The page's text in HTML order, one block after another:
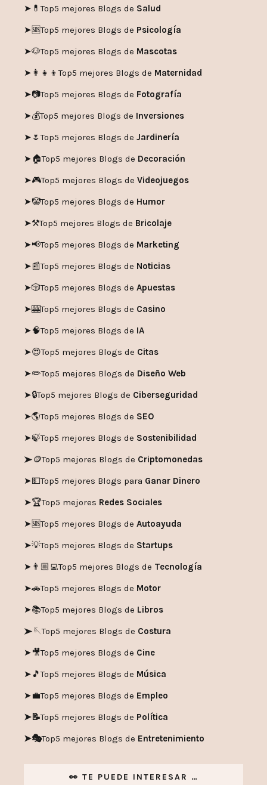
➤💊Top5 mejores Blogs de Salud
➤🆘Top5 mejores Blogs de Psicología
➤🐶Top5 mejores Blogs de Mascotas
➤👩‍👧‍👦Top5 mejores Blogs de Maternidad
➤📷Top5 mejores Blogs de Fotografía
➤💰Top5 mejores Blogs de Inversiones
➤🌷Top5 mejores Blogs de Jardinería
➤🏠Top5 mejores Blogs de Decoración
➤🎮Top5 mejores Blogs de Videojuegos
➤🤡Top5 mejores Blogs de Humor
➤⚒️Top5 mejores Blogs de Bricolaje
➤📢Top5 mejores Blogs de Marketing
➤📰Top5 mejores Blogs de Noticias
➤🎲Top5 mejores Blogs de Apuestas
➤🎰Top5 mejores Blogs de Casino
➤🧠Top5 mejores Blogs de IA
➤😍Top5 mejores Blogs de Citas
➤✏️Top5 mejores Blogs de Diseño Web
➤🔒Top5 mejores Blogs de Ciberseguridad
➤🌎Top5 mejores Blogs de SEO
➤🍃Top5 mejores Blogs de Sostenibilidad
➤🪙Top5 mejores Blogs de Criptomonedas
➤💵Top5 mejores Blogs para Ganar Dinero
➤🏆Top5 mejores Redes Sociales
➤🆘Top5 mejores Blogs de Autoayuda
➤💡Top5 mejores Blogs de Startups
➤👨🏼‍💻Top5 mejores Blogs de Tecnología
➤🚗Top5 mejores Blogs de Motor
➤📚Top5 mejores Blogs de Libros
➤🪡Top5 mejores Blogs de Costura
➤🎥Top5 mejores Blogs de Cine
➤🎵Top5 mejores Blogs de Música
➤💼Top5 mejores Blogs de Empleo
➤📝Top5 mejores Blogs de Política
➤🎭Top5 mejores Blogs de Entretenimiento
👀 TE PUEDE INTERESAR …